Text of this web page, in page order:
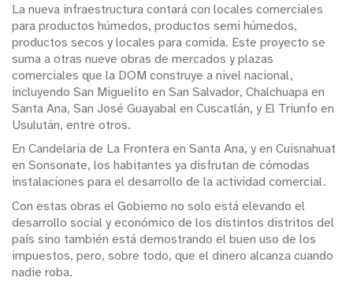
La nueva infraestructura contará con locales comerciales
para productos húmedos, productos semi húmedos,
productos secos y locales para comida. Este proyecto se
suma a otras nueve obras de mercados y plazas
comerciales que la DOM construye a nivel nacional,
incluyendo San Miguelito en San Salvador, Chalchuapa en
Santa Ana, San José Guayabal en Cuscatlán, y El Triunfo en
Usulután, entre otros.
En Candelaria de La Frontera en Santa Ana, y en Cuisnahuat
en Sonsonate, los habitantes ya disfrutan de cómodas
instalaciones para el desarrollo de la actividad comercial.
Con estas obras el Gobierno no solo está elevando el
desarrollo social y económico de los distintos distritos del
país sino también está demostrando el buen uso de los
impuestos, pero, sobre todo, que el dinero alcanza cuando
nadie roba.